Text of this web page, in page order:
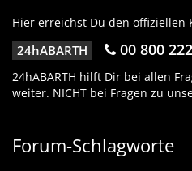
Hier erreichst Du den offiziellen
24hABARTH 00 800
24hABARTH hilft Dir bei allen
weiter. NICHT bei Fragen zu
Forum-Schlagworte